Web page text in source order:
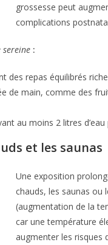
grossesse peut
complications
sereine :
des repas équilibrés
de main, comme des
au moins 2 litres d’eau
et les saunas
Une exposition
chauds, les saunas ou
(augmentation de la
car une température
augmenter les risques